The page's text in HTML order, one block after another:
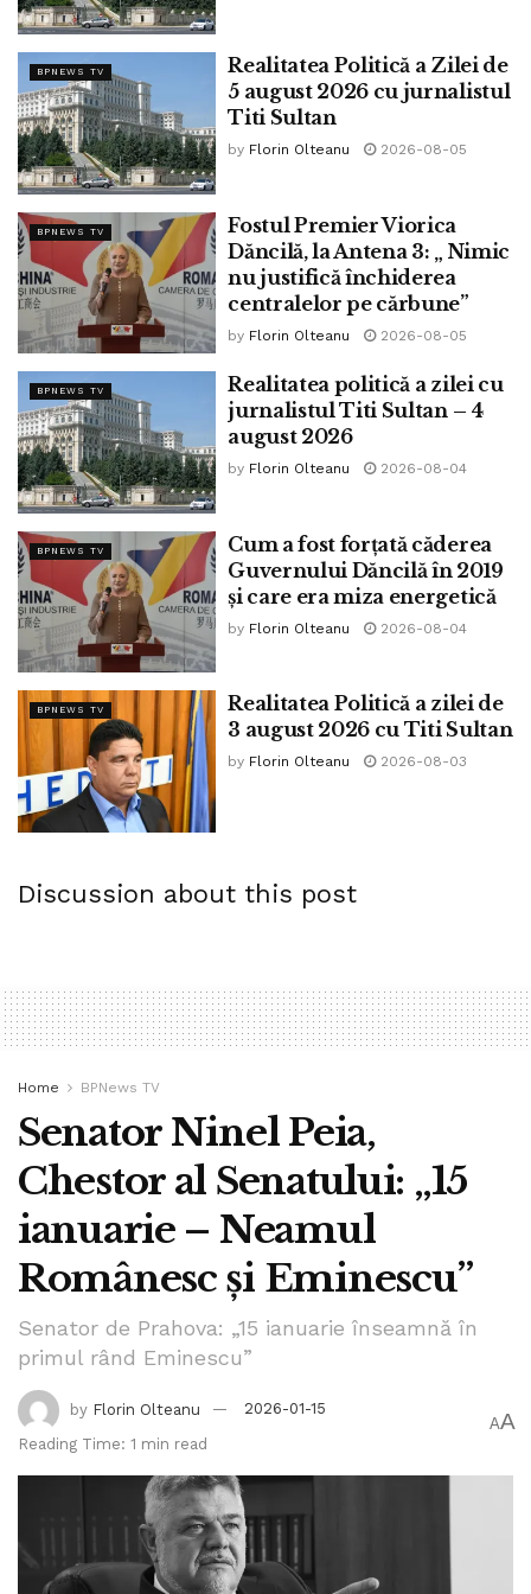
BPNEWS TV
Realitatea Politică a Zilei de
5 august 2026 cu jurnalistul
Titi Sultan
by Florin Olteanu 2026-08-05
BPNEWS TV
Fostul Premier Viorica
Dăncilă, la Antena 3: „ Nimic
nu justifică închiderea
centralelor pe cărbune”
by Florin Olteanu 2026-08-05
BPNEWS TV
Realitatea politică a zilei cu
jurnalistul Titi Sultan – 4
august 2026
by Florin Olteanu 2026-08-04
BPNEWS TV
Cum a fost forțată căderea
Guvernului Dăncilă în 2019
și care era miza energetică
by Florin Olteanu 2026-08-04
BPNEWS TV
Realitatea Politică a zilei de
3 august 2026 cu Titi Sultan
by Florin Olteanu 2026-08-03
Discussion about this post
Home BPNews TV
Senator Ninel Peia,
Chestor al Senatului: „15
ianuarie – Neamul
Românesc și Eminescu”
Senator de Prahova: „15 ianuarie înseamnă în
primul rând Eminescu”
by Florin Olteanu
2026-01-15
Reading Time: 1 min read
AA